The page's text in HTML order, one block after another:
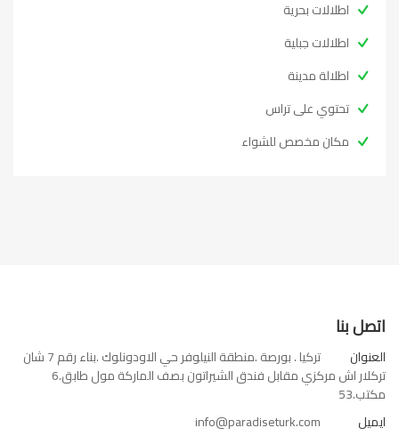
اطلالات بحرية
اطلالات جبلية
اطلالة مدينة
تحتوي على تراس
مكان مخصص للشواء
اتصل بنا
العنوان
تركيا . بورصة .منطقة النيلوفر حي الاودونلوك .بناء رقم 7 شان
تركلار اش مركزي مقابل فندق الشيراتون بصف الماركة مول طابق.6
مكتب.53
ايميل
info@paradiseturk.com